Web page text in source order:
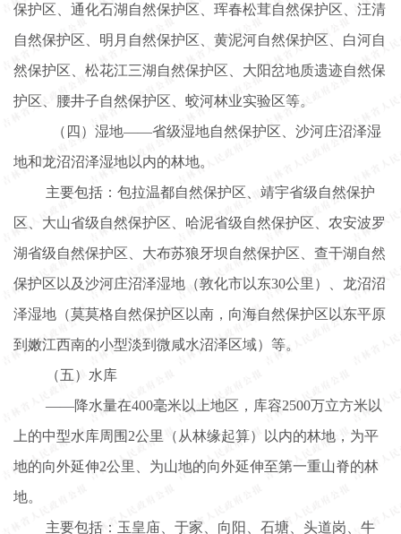
保护区、通化石湖自然保护区、珲春松茸自然保护区、汪清
自然保护区、明月自然保护区、黄泥河自然保护区、白河自
然保护区、松花江三湖自然保护区、大阳岔地质遗迹自然保
护区、腰井子自然保护区、蛟河林业实验区等。
（四）湿地——省级湿地自然保护区、沙河庄沼泽湿
地和龙沼沼泽湿地以内的林地。
主要包括：包拉温都自然保护区、靖宇省级自然保护
区、大山省级自然保护区、哈泥省级自然保护区、农安波罗
湖省级自然保护区、大布苏狼牙坝自然保护区、查干湖自然
保护区以及沙河庄沼泽湿地（敦化市以东30公里）、 龙沼沼
泽湿地（莫莫格自然保护区以南，向海自然保护区以东平原
到嫩江西南的小型淡到微咸水沼泽区域）等。
（五）水库
——降水量在400毫米以上地区，库容2500万立方米以
上的中型水库周围2公里（从林缘起算）以内的林地，为平
地的向外延伸2公里、为山地的向外延伸至第一重山脊的林
地。
主要包括：玉皇庙、于家、向阳、石塘、头道岗、牛